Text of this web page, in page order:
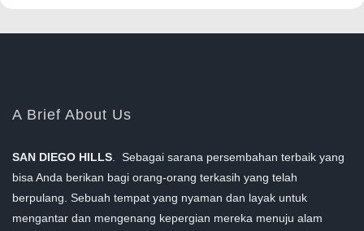
A Brief About Us
SAN DIEGO HILLS . Sebagai sarana persembahan terbaik yang
bisa Anda berikan bagi orang-orang terkasih yang telah
berpulang. Sebuah tempat yang nyaman dan layak untuk
mengantar dan mengenang kepergian mereka menuju alam